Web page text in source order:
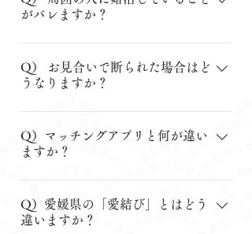
れます。 お相手の方と歩調を合わせ
やお気持ちを共有しながら、タイミ
交際に進まれて、早い方は1か月でプ
ロポーズされます。プロポーズまで
の期間に、これからの仕事・家族・
にする関係性を育んでいきます。 こ
こで「こんなこと言ったら嫌われる
で、安心して進んでくださいね。
いただいております。
変わらぬサポートで、応援させてい
より伝わりやすく、ご信頼度も高ま
るとは思いますが、近年はオンライ
ンツールも良いものが開発されまし
た。 お見合いも、カウンセリング
も、オンラインでこまめに出来ます
解消されてから、ご入会いただけれ
ばと存じます。 オンラインでどこ
がバレますか？
A）他の会員様と顔を合わせることは
ありません。ご家族やご友人への開
示はご自身のタイミングで決めてい
報は厳重に管理しており、安心して
ご相談ください。
Q） お見合いで断られた場合はど
うなりますか？
A）断られることも婚活の過程のひと
つです。仲人が理由を確認し、次の
活動に活かすアドバイスをします。
Q）マッチングアプリと何が違い
ますか？
A）大きな違いは「安全性」と「交際
中のサポート」です。詳しくはこち
らの記事をご覧ください。 → 結婚相
Q）愛媛県の「愛結び」とはどう
違いますか？